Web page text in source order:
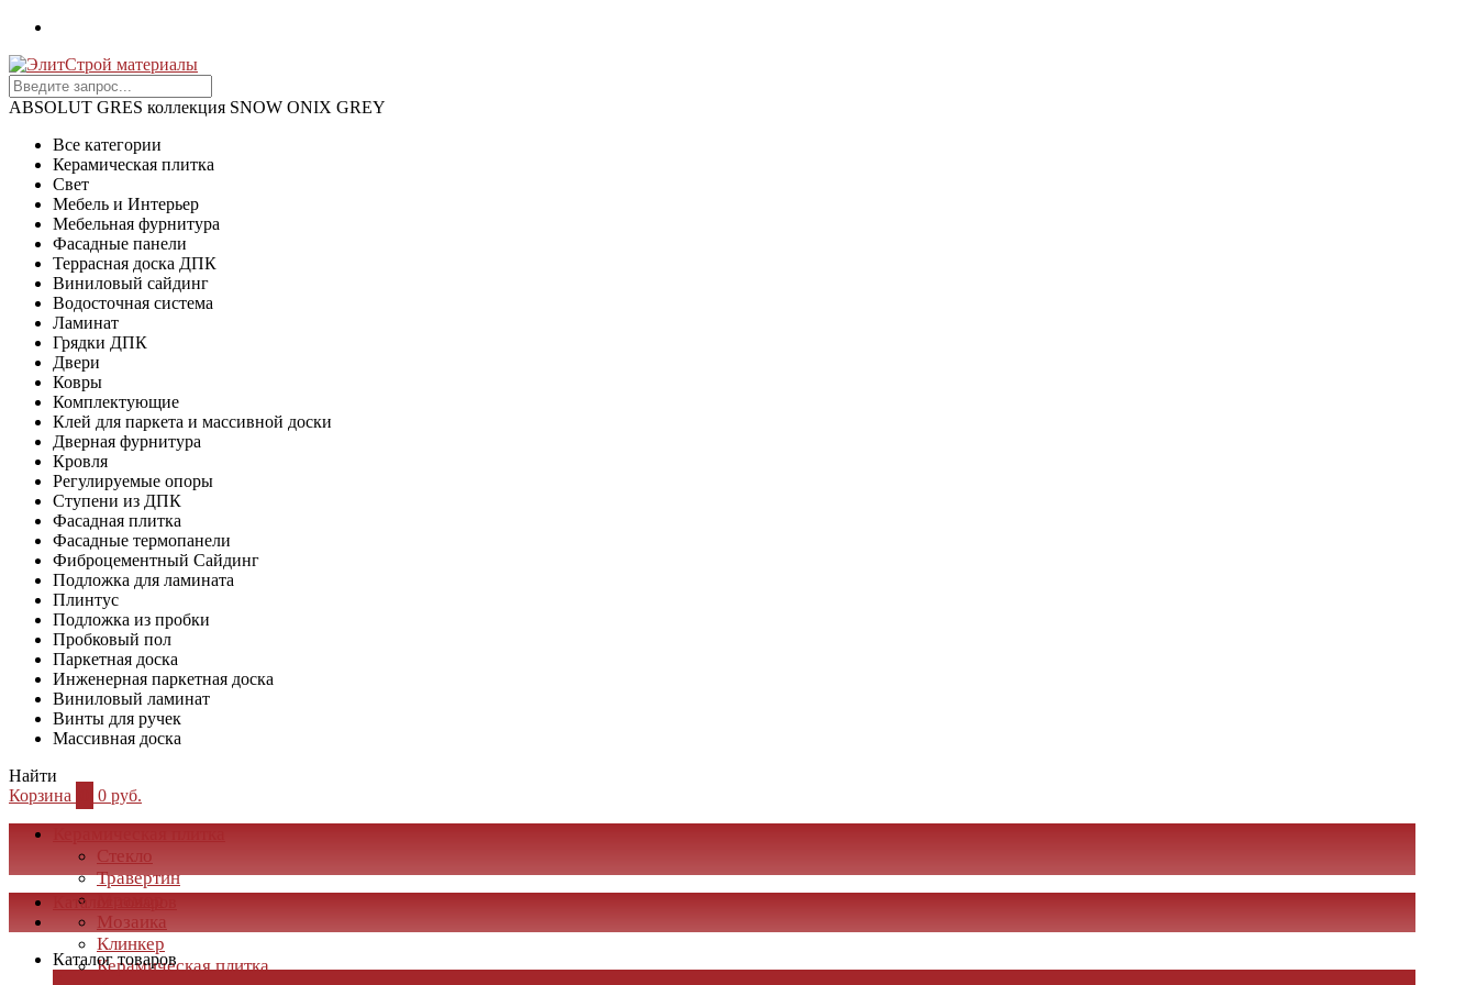
ABSOLUT GRES коллекция SNOW ONIX GREY
Все категории
Керамическая плитка
Свет
Мебель и Интерьер
Мебельная фурнитура
Фасадные панели
Террасная доска ДПК
Виниловый сайдинг
Водосточная система
Ламинат
Грядки ДПК
Двери
Ковры
Комплектующие
Клей для паркета и массивной доски
Дверная фурнитура
Кровля
Регулируемые опоры
Ступени из ДПК
Фасадная плитка
Фасадные термопанели
Фиброцементный Сайдинг
Подложка для ламината
Плинтус
Подложка из пробки
Пробковый пол
Паркетная доска
Инженерная паркетная доска
Виниловый ламинат
Винты для ручек
Массивная доска
Найти
Корзина
0 руб.
Стекло
Травертин
Мрамор
Мозаика
Клинкер
Керамическая плитка
Каталог товаров
Каталог товаров